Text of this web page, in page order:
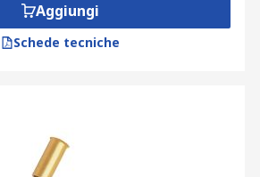
Aggiungi
Schede tecniche